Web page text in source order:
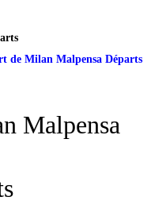
de Milan Malpensa Départs
Malpensa